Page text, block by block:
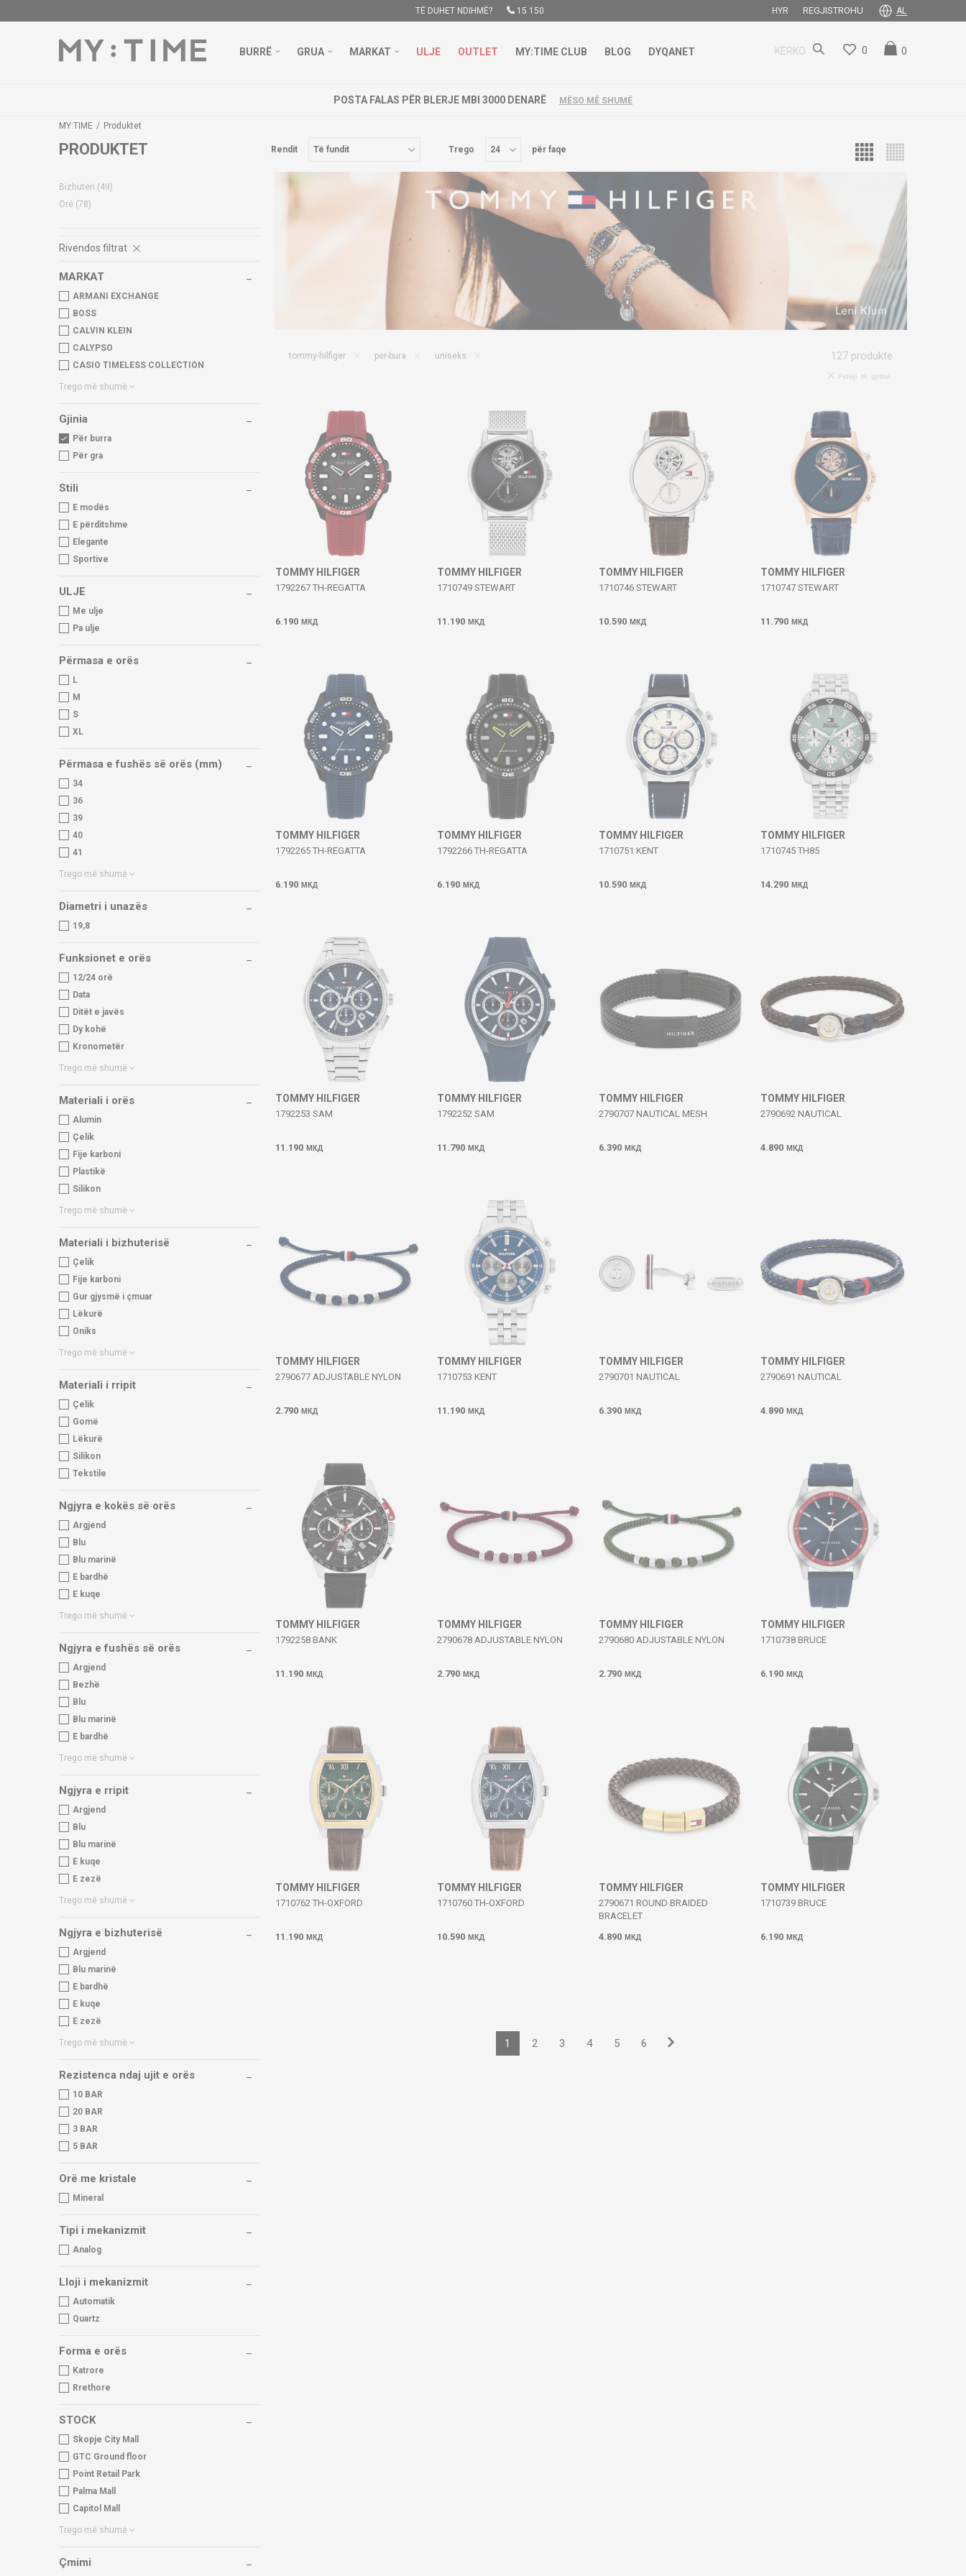
TË DUHET NDIHMË? 15 150 HYR REGJISTROHU AL
BURRË GRUA MARKAT ULJE OUTLET MY:TIME CLUB BLOG DYQANET KËRKO 0
0
POSTA FALAS PËR BLERJE MBI 3000 DENARË MËSO MË SHUMË
MY:TIME Produktet
PRODUKTET Rendit Trego për faqe
Bizhuteri (49)
Orë (78)
Rivendos filtrat
MARKAT
ARMANI EXCHANGE
BOSS
CALVIN KLEIN
CALYPSO
CASIO TIMELESS COLLECTION
Trego më shumë
Gjinia
Për burra
Për gra
Stili
E modës
E përditshme
Elegante
Sportive
ULJE
Me ulje
Pa ulje
Përmasa e orës
L
M
S
XL
Përmasa e fushës së orës (mm)
34
36
39
40
41
Trego më shumë
Diametri i unazës
19,8
Funksionet e orës
12/24 orë
Data
Ditët e javës
Dy kohë
Kronometër
Trego më shumë
Materiali i orës
Alumin
Çelik
Fije karboni
Plastikë
Silikon
Trego më shumë
Materiali i bizhuterisë
Çelik
Fije karboni
Gur gjysmë i çmuar
Lëkurë
Oniks
Trego më shumë
Materiali i rripit
Çelik
Gomë
Lëkurë
Silikon
Tekstile
Ngjyra e kokës së orës
Argjend
Blu
Blu marinë
E bardhë
E kuqe
Trego më shumë
Ngjyra e fushës së orës
Argjend
Bezhë
Blu
Blu marinë
E bardhë
Trego më shumë
Ngjyra e rripit
Argjend
Blu
Blu marinë
E kuqe
E zezë
Trego më shumë
Ngjyra e bizhuterisë
Argjend
Blu marinë
E bardhë
E kuqe
E zezë
Trego më shumë
Rezistenca ndaj ujit e orës
10 BAR
20 BAR
3 BAR
5 BAR
Orë me kristale
Mineral
Tipi i mekanizmit
Analog
Lloji i mekanizmit
Automatik
Quartz
Forma e orës
Katrore
Rrethore
STOCK
Skopje City Mall
GTC Ground floor
Point Retail Park
Palma Mall
Capitol Mall
Trego më shumë
Çmimi
tommy-hilfiger per-bura uniseks 127 produkte
Fshiji të gjitha
TOMMY HILFIGER
1792267 TH-REGATTA
6.190 МКД
TOMMY HILFIGER
1710749 STEWART
11.190 МКД
TOMMY HILFIGER
1710746 STEWART
10.590 МКД
TOMMY HILFIGER
1710747 STEWART
11.790 МКД
TOMMY HILFIGER
1792265 TH-REGATTA
6.190 МКД
TOMMY HILFIGER
1792266 TH-REGATTA
6.190 МКД
TOMMY HILFIGER
1710751 KENT
10.590 МКД
TOMMY HILFIGER
1710745 TH85
14.290 МКД
TOMMY HILFIGER
1792253 SAM
11.190 МКД
TOMMY HILFIGER
1792252 SAM
11.790 МКД
TOMMY HILFIGER
2790707 NAUTICAL MESH
6.390 МКД
TOMMY HILFIGER
2790692 NAUTICAL
4.890 МКД
TOMMY HILFIGER
2790677 ADJUSTABLE NYLON
2.790 МКД
TOMMY HILFIGER
1710753 KENT
11.190 МКД
TOMMY HILFIGER
2790701 NAUTICAL
6.390 МКД
TOMMY HILFIGER
2790691 NAUTICAL
4.890 МКД
TOMMY HILFIGER
1792258 BANK
11.190 МКД
TOMMY HILFIGER
2790678 ADJUSTABLE NYLON
2.790 МКД
TOMMY HILFIGER
2790680 ADJUSTABLE NYLON
2.790 МКД
TOMMY HILFIGER
1710738 BRUCE
6.190 МКД
TOMMY HILFIGER
1710762 TH-OXFORD
11.190 МКД
TOMMY HILFIGER
1710760 TH-OXFORD
10.590 МКД
TOMMY HILFIGER
2790671 ROUND BRAIDED
BRACELET
4.890 МКД
TOMMY HILFIGER
1710739 BRUCE
6.190 МКД
1 2 3 4 5 6